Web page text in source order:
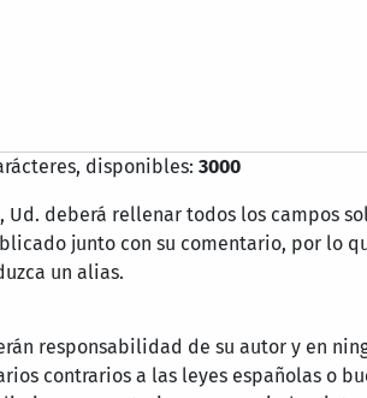
disponibles: 3000
Ud. deberá rellenar todos los campos
junto con su comentario, por lo
un alias.
responsabilidad de su autor y en
contrarios a las leyes españolas o